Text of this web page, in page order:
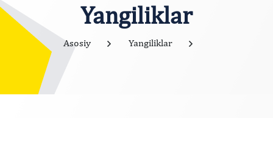
Yangiliklar
Asosiy Yangiliklar